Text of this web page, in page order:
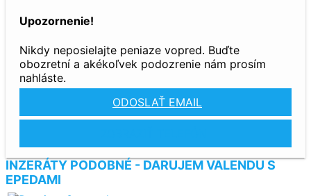
Upozornenie!
Nikdy neposielajte peniaze vopred. Buďte
obozretní a akékoľvek podozrenie nám prosím
nahláste.
ODOSLAŤ EMAIL
INZERÁTY PODOBNÉ - DARUJEM VALENDU S
EPEDAMI